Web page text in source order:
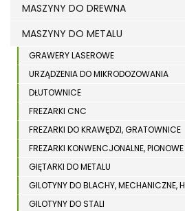
MASZYNY DO DREWNA
MASZYNY DO METALU
GRAWERY LASEROWE
URZĄDZENIA DO MIKRODOZOWANIA
DŁUTOWNICE
FREZARKI CNC
FREZARKI DO KRAWĘDZI, GRATOWNICE
FREZARKI KONWENCJONALNE,
GIĘTARKI DO METALU
GILOTYNY DO BLACHY, MECHANICZNE,
GILOTYNY DO STALI